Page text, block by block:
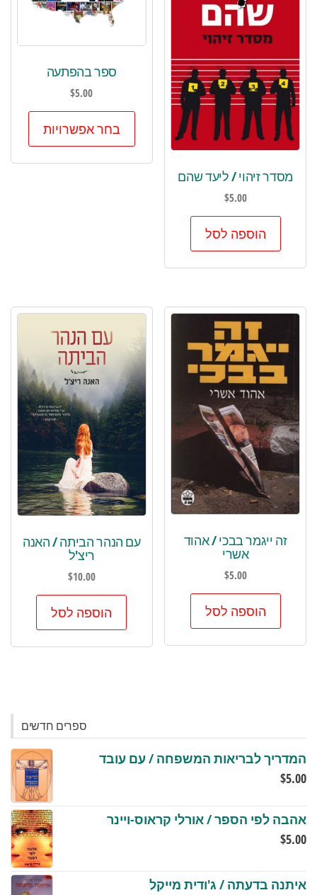
מסדר זיהוי / ליעד שהם
$5.00
הוספה לסל
ספר בהפתעה
$5.00
בחר אפשרויות
זה ייגמר בבכי / אהוד
אשרי
$5.00
הוספה לסל
עם הנהר הביתה / האנה
ריצ'ל
$10.00
הוספה לסל
ספרים חדשים
המדריך לבריאות המשפחה / עם עובד
$5.00
אהבה לפי הספר / אורלי קראוס-ויינר
$5.00
איתנה בדעתה / ג'ודית מייקל